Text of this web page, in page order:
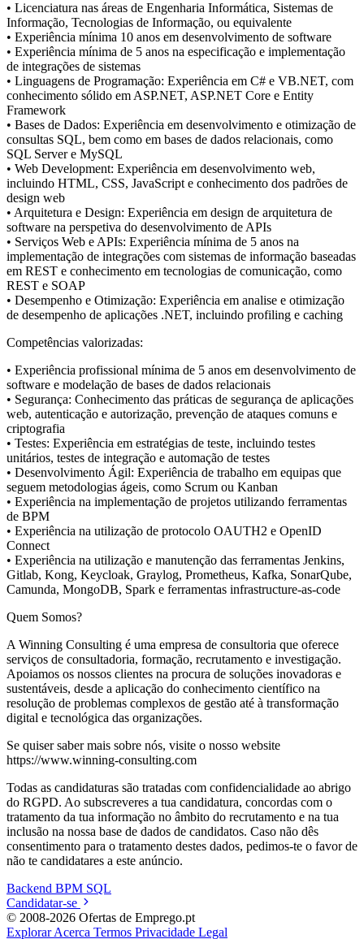
• Licenciatura nas áreas de Engenharia Informática, Sistemas de
Informação, Tecnologias de Informação, ou equivalente
• Experiência mínima 10 anos em desenvolvimento de software
• Experiência mínima de 5 anos na especificação e implementação
de integrações de sistemas
• Linguagens de Programação: Experiência em C# e VB.NET, com
conhecimento sólido em ASP.NET, ASP.NET Core e Entity
Framework
• Bases de Dados: Experiência em desenvolvimento e otimização de
consultas SQL, bem como em bases de dados relacionais, como
SQL Server e MySQL
• Web Development: Experiência em desenvolvimento web,
incluindo HTML, CSS, JavaScript e conhecimento dos padrões de
design web
• Arquitetura e Design: Experiência em design de arquitetura de
software na perspetiva do desenvolvimento de APIs
• Serviços Web e APIs: Experiência mínima de 5 anos na
implementação de integrações com sistemas de informação baseadas
em REST e conhecimento em tecnologias de comunicação, como
REST e SOAP
• Desempenho e Otimização: Experiência em analise e otimização
de desempenho de aplicações .NET, incluindo profiling e caching
Competências valorizadas:
• Experiência profissional mínima de 5 anos em desenvolvimento de
software e modelação de bases de dados relacionais
• Segurança: Conhecimento das práticas de segurança de aplicações
web, autenticação e autorização, prevenção de ataques comuns e
criptografia
• Testes: Experiência em estratégias de teste, incluindo testes
unitários, testes de integração e automação de testes
• Desenvolvimento Ágil: Experiência de trabalho em equipas que
seguem metodologias ágeis, como Scrum ou Kanban
• Experiência na implementação de projetos utilizando ferramentas
de BPM
• Experiência na utilização de protocolo OAUTH2 e OpenID
Connect
• Experiência na utilização e manutenção das ferramentas Jenkins,
Gitlab, Kong, Keycloak, Graylog, Prometheus, Kafka, SonarQube,
Camunda, MongoDB, Spark e ferramentas infrastructure-as-code
Quem Somos?
A Winning Consulting é uma empresa de consultoria que oferece
serviços de consultadoria, formação, recrutamento e investigação.
Apoiamos os nossos clientes na procura de soluções inovadoras e
sustentáveis, desde a aplicação do conhecimento científico na
resolução de problemas complexos de gestão até à transformação
digital e tecnológica das organizações.
Se quiser saber mais sobre nós, visite o nosso website
https://www.winning-consulting.com
Todas as candidaturas são tratadas com confidencialidade ao abrigo
do RGPD. Ao subscreveres a tua candidatura, concordas com o
tratamento da tua informação no âmbito do recrutamento e na tua
inclusão na nossa base de dados de candidatos. Caso não dês
consentimento para o tratamento destes dados, pedimos-te o favor de
não te candidatares a este anúncio.
Backend BPM SQL
Candidatar-se
© 2008-2026 Ofertas de Emprego.pt
ExplorarAcerca Termos Privacidade Legal